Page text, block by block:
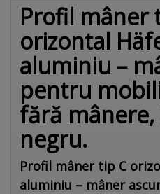
Profil mâner
orizontal
aluminiu –
pentru
fără
negru.
Profil mâner tip C
aluminiu – mâner